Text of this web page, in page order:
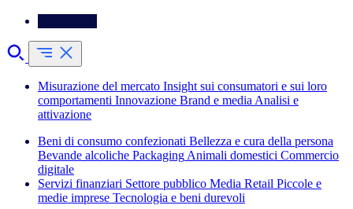
Misurazione del mercato Insight sui consumatori e sui loro
comportamenti Innovazione Brand e media Analisi e
attivazione
Beni di consumo confezionati Bellezza e cura della persona
Bevande alcoliche Packaging Animali domestici Commercio
digitale
Servizi finanziari Settore pubblico Media Retail Piccole e
medie imprese Tecnologia e beni durevoli